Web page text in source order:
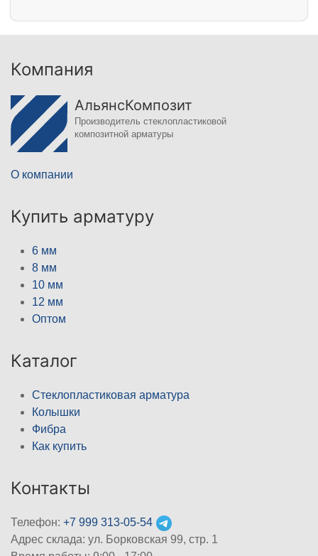
Компания
АльянсКомпозит
Производитель стеклопластиковой
композитной арматуры
О компании
Купить арматуру
6 мм
8 мм
10 мм
12 мм
Оптом
Каталог
Стеклопластиковая арматура
Колышки
Фибра
Как купить
Контакты
Телефон: +7 999 313-05-54
Адрес склада: ул. Борковская 99, стр. 1